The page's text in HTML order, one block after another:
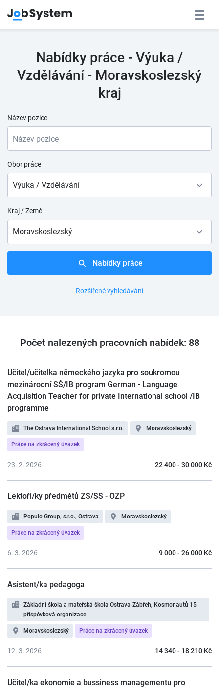
Nabídky práce - Výuka /
Vzdělávání - Moravskoslezský
kraj
Název pozice
Obor práce
Výuka / Vzdělávání
Kraj / Země
Moravskoslezský
Nabídky práce
Rozšířené vyhledávání
Počet nalezených pracovních nabídek: 88
Učitel/učitelka německého jazyka pro soukromou
mezinárodní SŠ/IB program German - Language
Acquisition Teacher for private International school /IB
programme
The Ostrava International School s.r.o. Moravskoslezský
Práce na zkrácený úvazek
22 400 - 30 000 Kč
23. 2. 2026
Lektoři/ky předmětů ZŠ/SŠ - OZP
Populo Group, s.r.o., Ostrava Moravskoslezský
Práce na zkrácený úvazek
9 000 - 26 000 Kč
6. 3. 2026
Asistent/ka pedagoga
Základní škola a mateřská škola Ostrava-Zábřeh, Kosmonautů 15,
příspěvková organizace
Moravskoslezský Práce na zkrácený úvazek
14 340 - 18 210 Kč
12. 3. 2026
Učitel/ka ekonomie a bussiness managementu pro